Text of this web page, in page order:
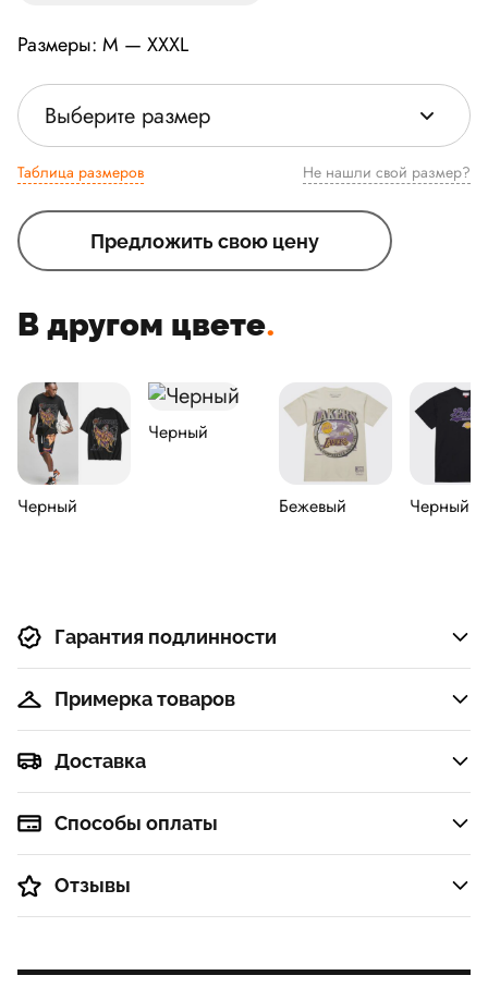
Размеры: M — XXXL
Выберите размер
Таблица размеров Не нашли свой размер?
Предложить свою цену
В другом цвете.
Черный
Черный
Бежевый Черный
Гарантия подлинности
Примерка товаров
Доставка
Способы оплаты
Отзывы